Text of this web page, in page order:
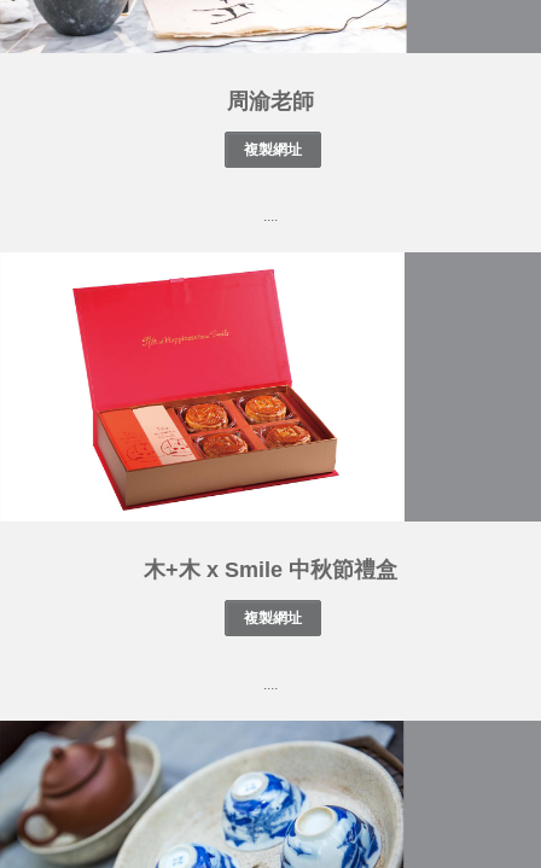
周渝老師
....
木+木 x Smile 中秋節禮盒
....